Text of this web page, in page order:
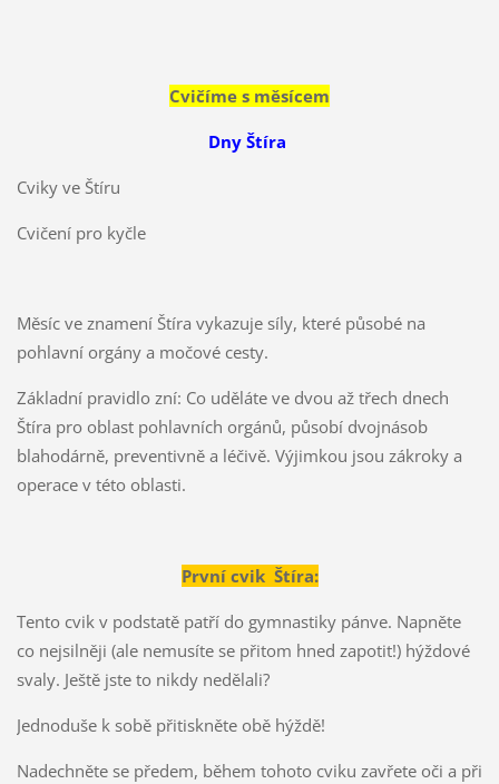
Cvičíme s měsícem
Dny Štíra
Cviky ve Štíru
Cvičení pro kyčle
Měsíc ve znamení Štíra vykazuje síly, které působé na
pohlavní orgány a močové cesty.
Základní pravidlo zní: Co uděláte ve dvou až třech dnech
Štíra pro oblast pohlavních orgánů, působí dvojnásob
blahodárně, preventivně a léčivě. Výjimkou jsou zákroky a
operace v této oblasti.
První cvik Štíra:
Tento cvik v podstatě patří do gymnastiky pánve. Napněte
co nejsilněji (ale nemusíte se přitom hned zapotit!) hýždové
svaly. Ještě jste to nikdy nedělali?
Jednoduše k sobě přitiskněte obě hýždě!
Nadechněte se předem, během tohoto cviku zavřete oči a při